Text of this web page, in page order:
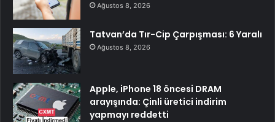
Ağustos 8, 2026
Tatvan’da Tır-Cip Çarpışması: 6 Yaralı
Ağustos 8, 2026
Apple, iPhone 18 öncesi DRAM
arayışında: Çinli üretici indirim
yapmayı reddetti